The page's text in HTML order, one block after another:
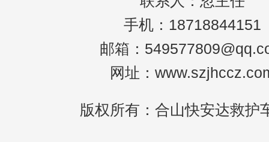
手机：18718844151
邮箱：
网址：
版权所有：合山快安达救护